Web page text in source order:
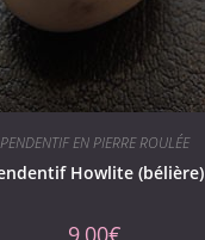
PENDENTIF EN PIERRE ROULÉE
Howlite (bélière)
9,00€